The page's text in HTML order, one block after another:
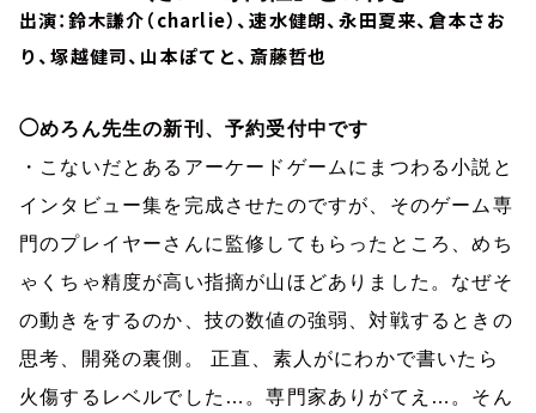
出演：鈴木謙介（charlie）、速水健朗、永田夏来、倉本さお
り、塚越健司、山本ぽてと、斎藤哲也
◯めろん先生の新刊、予約受付中です
・こないだとあるアーケードゲームにまつわる小説と
インタビュー集を完成させたのですが、そのゲーム専
門のプレイヤーさんに監修してもらったところ、めち
ゃくちゃ精度が高い指摘が山ほどありました。なぜそ
の動きをするのか、技の数値の強弱、対戦するときの
思考、開発の裏側。
正直、素人がにわかで書いたら
火傷するレベルでした … 。専門家ありがてえ … 。そん